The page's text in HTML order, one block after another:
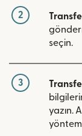
2
seçin.
3
yazın.